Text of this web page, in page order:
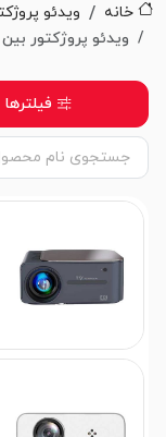
خانه ویدئو
ویدئو پروژکتور بین 15 تا 25 میلیون
فیلترها